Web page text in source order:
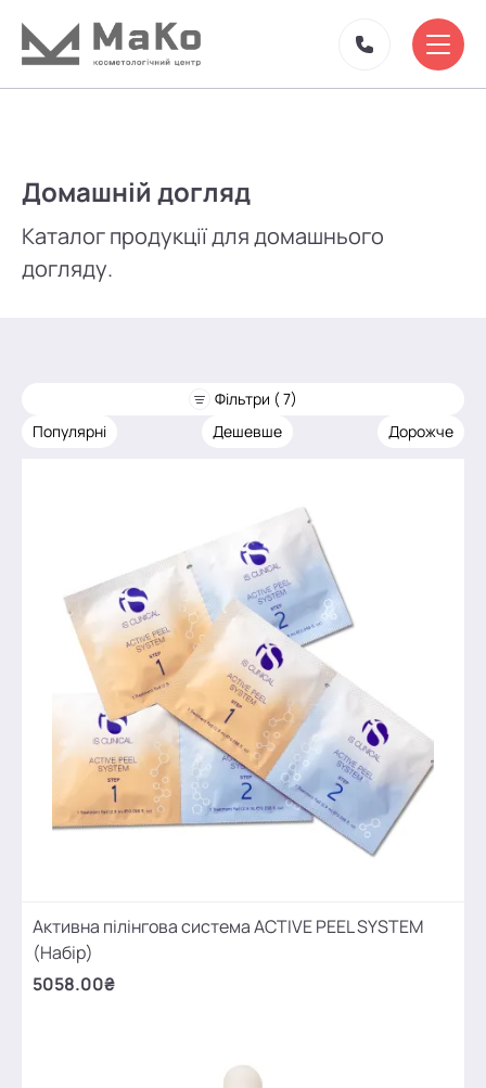
Домашній догляд
Каталог продукції для домашнього
догляду.
Фільтри ( 7)
Популярні
Дешевше Дорожче
Активна пілінгова система ACTIVE PEEL SYSTEM
(Набір)
5058.00₴